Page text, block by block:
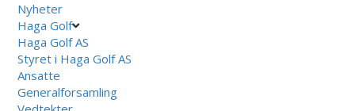
Nyheter
Haga Golf
Haga Golf AS
Styret i Haga Golf AS
Ansatte
Generalforsamling